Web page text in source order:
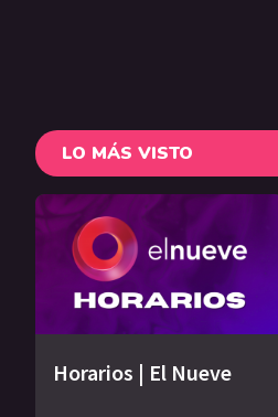
LO MÁS VISTO
Horarios | El Nueve